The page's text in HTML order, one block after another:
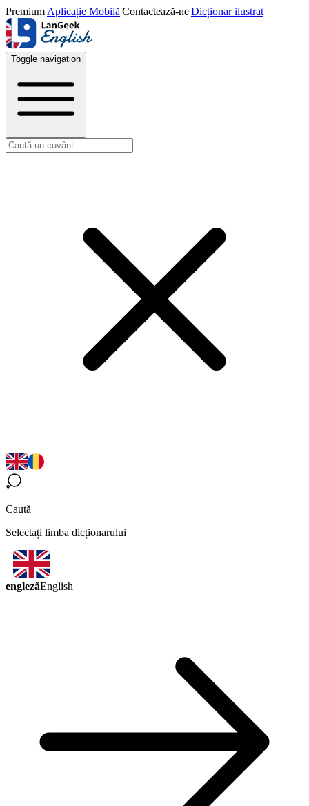
Premium|Aplicație Mobilă|Contactează-ne|Dicționar ilustrat
Toggle navigation
Caută
Selectați limba dicționarului
englezăEnglish